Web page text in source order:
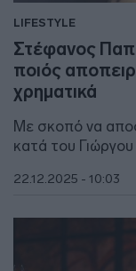
LIFESTYLE
Στέφανος
ποιός
χρηματικά
Με σκοπό να
κατά του
22.12.2025 - 10:03